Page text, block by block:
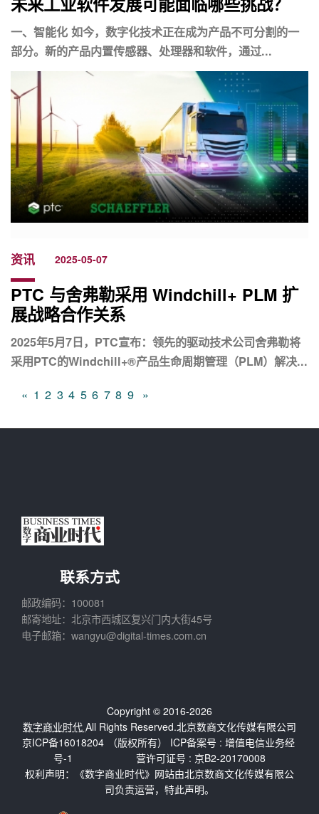
一、智能化 如今，数字化技术正在成为产品不可分割的一
部分。新的产品内置传感器、处理器和软件，通过...
资讯 2025-05-07
PTC 与舍弗勒采用 Windchill+ PLM 扩
展战略合作关系
2025年5月7日，PTC宣布：领先的驱动技术公司舍弗勒将
采用PTC的Windchill+®产品生命周期管理（PLM）解决...
« 1 2 3 4 5 6 7 8 9 »
联系方式
邮政编码：100081
邮寄地址：北京市西城区复兴门内大街45号
电子邮箱：wangyu@digital-times.com.cn
Copyright © 2016-2026
数字商业时代 All Rights Reserved.北京数商文化传媒有限公司
（版权所有） ICP备案号 :
京ICP备16018204
号-1
增值电信业务经
营许可证号 : 京B2-20170008
权利声明：《数字商业时代》网站由北京数商文化传媒有限公
司负责运营，特此声明。